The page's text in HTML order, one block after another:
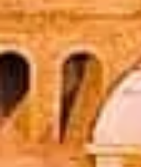
Khám phá những lựa
dẫn chuyên nghiệp.